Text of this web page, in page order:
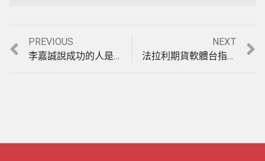
文
PREVIOUS
Previous
post:
李嘉誠說成功的人是跟對人，迷路的人是問錯人。有一套好的股票軟體你就是跟對人，實例印證影音教學。(1041026)
NEXT
post:
法拉利期貨軟體台指期波段指標，【富豪期指】決策指標10分鐘K線，9月至11月依舊大賺，每筆交易績效印證，實例說明影音教學。(1041116)